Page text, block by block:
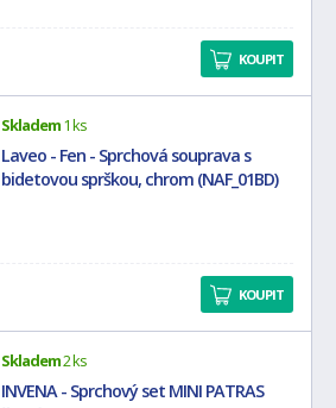
KOUPIT
Skladem1 ks
Laveo - Fen - Sprchová souprava s
bidetovou sprškou, chrom (NAF_01BD)
KOUPIT
Skladem2 ks
INVENA - Sprchový set MINI PATRAS